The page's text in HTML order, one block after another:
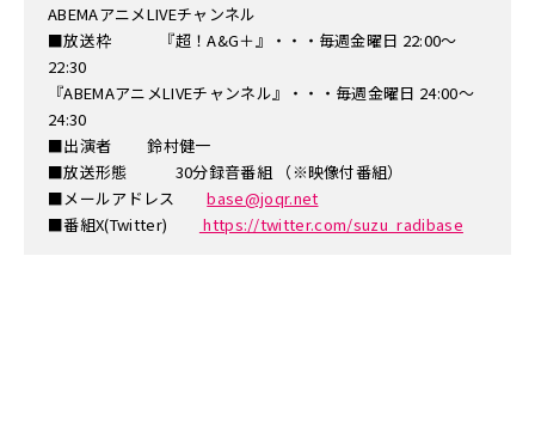
ABEMAアニメLIVEチャンネル
■放送枠 『超！A&G＋』・・・毎週金曜日 22:00～
22:30
『ABEMAアニメLIVEチャンネル』・・・毎週金曜日 24:00～
24:30
■出演者 鈴村健一
■放送形態 30分録音番組 （※映像付番組）
■メールアドレスbase@joqr.net
■番組X(Twitter)
https://twitter.com/suzu_radibase